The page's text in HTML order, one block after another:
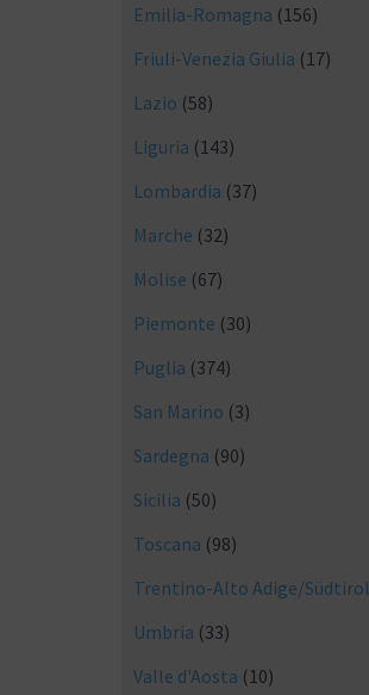
Emilia-Romagna (156)
Friuli-Venezia Giulia (17)
Lazio (58)
Liguria (143)
Lombardia (37)
Marche (32)
Molise (67)
Piemonte (30)
Puglia (374)
San Marino (3)
Sardegna (90)
Sicilia (50)
Toscana (98)
Trentino-Alto Adige/Südtirol
Umbria (33)
Valle d'Aosta (10)